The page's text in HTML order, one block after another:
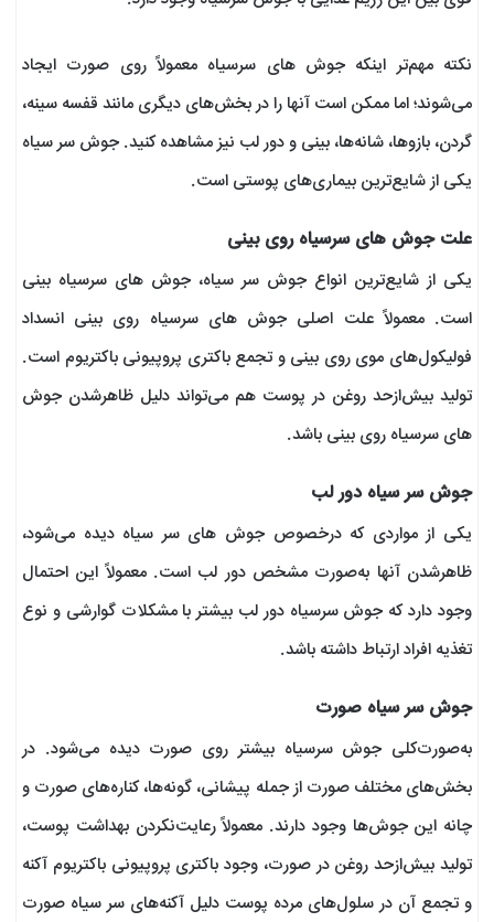
نکته مهم‌تر اینکه جوش های سرسیاه معمولاً روی صورت ایجاد
می‌شوند؛ اما ممکن است آنها را در بخش‌های دیگری مانند قفسه سینه،
گردن، بازوها، شانه‌ها، بینی و دور لب نیز مشاهده کنید. جوش سر سیاه
یکی از شایع‌ترین بیماری‌های پوستی است.
علت جوش های سرسیاه روی بینی
یکی از شایع‌ترین انواع جوش سر سیاه، جوش های سرسیاه بینی
است. معمولاً علت اصلی جوش های سرسیاه روی بینی انسداد
فولیکول‌های موی روی بینی و تجمع باکتری پروپیونی باکتریوم است.
تولید بیش‌ازحد روغن در پوست هم می‌تواند دلیل ظاهرشدن جوش
های سرسیاه روی بینی باشد.
جوش سر سیاه دور لب
یکی از مواردی که درخصوص جوش های سر سیاه دیده می‌شود،
ظاهرشدن آنها به‌صورت مشخص دور لب است. معمولاً این احتمال
وجود دارد که جوش سرسیاه دور لب بیشتر با مشکلات گوارشی و نوع
تغذیه افراد ارتباط داشته باشد.
جوش سر سیاه صورت
به‌صورت‌کلی جوش سرسیاه بیشتر روی صورت دیده می‌شود. در
بخش‌های مختلف صورت از جمله پیشانی، گونه‌ها، کناره‌های صورت و
چانه این جوش‌ها وجود دارند. معمولاً رعایت‌نکردن بهداشت پوست،
تولید بیش‌ازحد روغن در صورت، وجود باکتری پروپیونی باکتریوم آکنه
و تجمع آن در سلول‌های مرده پوست دلیل آکنه‌های سر سیاه صورت